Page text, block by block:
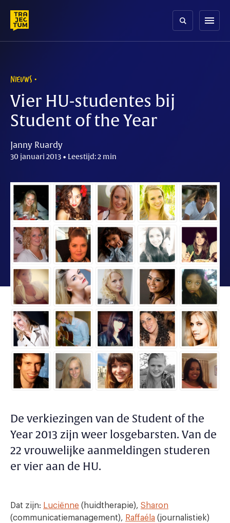
content
menu
NIEUWS
Vier HU-studentes bij
Student of the Year
Janny Ruardy
30 januari 2013 • Leestijd: 2 min
De verkiezingen van de Student of the
Year 2013 zijn weer losgebarsten. Van de
22 vrouwelijke aanmeldingen studeren
er vier aan de HU.
Dat zijn: Luciënne (huidtherapie), Sharon
(communicatiemanagement), Raffaéla (journalistiek)